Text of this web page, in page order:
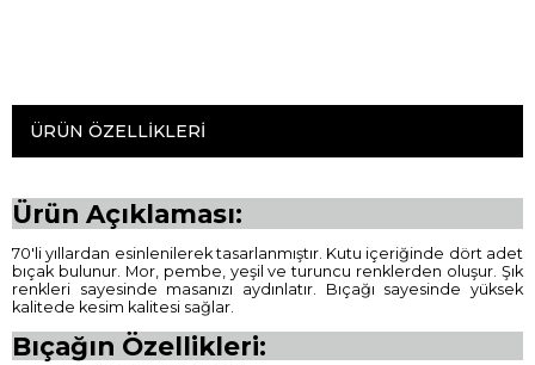
ÜRÜN ÖZELLIKLERI
Ürün Açıklaması:
70'li yıllardan esinlenilerek tasarlanmıştır. Kutu içeriğinde dört adet
bıçak bulunur. Mor, pembe, yeşil ve turuncu renklerden oluşur. Şık
renkleri sayesinde masanızı aydınlatır. Bıçağı sayesinde yüksek
kalitede kesim kalitesi sağlar.
Bıçağın Özellikleri: